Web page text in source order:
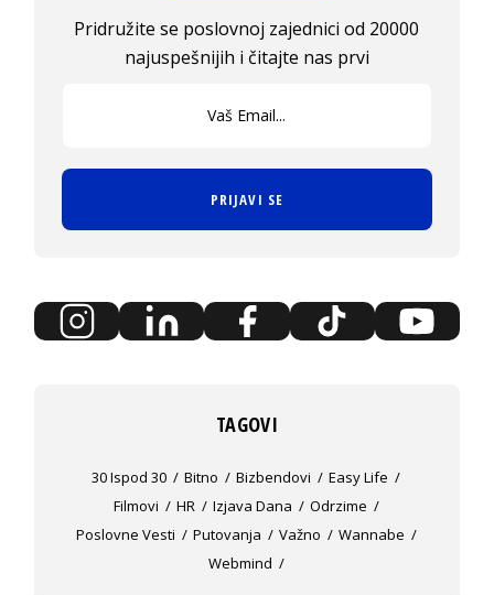
Pridružite se poslovnoj zajednici od 20000
najuspešnijih i čitajte nas prvi
PRIJAVI SE
TAGOVI
30 Ispod 30 Bitno Bizbendovi
Easy Life
Filmovi
HR Izjava Dana
Odrzime
Poslovne Vesti
Putovanja Važno
Wannabe
Webmind